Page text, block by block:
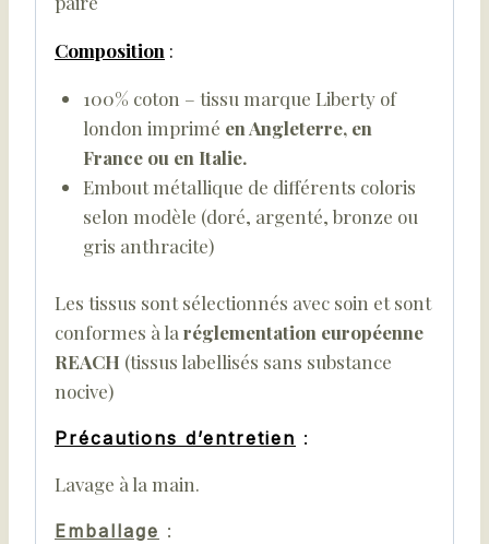
Composition :
100% coton – tissu marque Liberty of
london imprimé en Angleterre, en
France ou en Italie.
Embout métallique de différents coloris
selon modèle (doré, argenté, bronze ou
gris anthracite)
Les tissus sont sélectionnés avec soin et sont
conformes à la réglementation européenne
REACH (tissus labellisés sans substance
nocive)
Précautions d’entretien :
Lavage à la main.
Emballage :